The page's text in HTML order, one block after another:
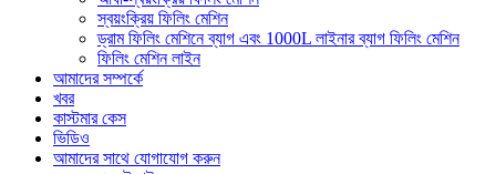
স্বয়ংক্রিয় ফিলিং মেশিন
ড্রাম ফিলিং মেশিনে ব্যাগ এবং 1000L লাইনার ব্যাগ ফিলিং মেশিন
ফিলিং মেশিন লাইন
আমাদের সম্পর্কে
খবর
কাস্টমার কেস
ভিডিও
আমাদের সাথে যোগাযোগ করুন